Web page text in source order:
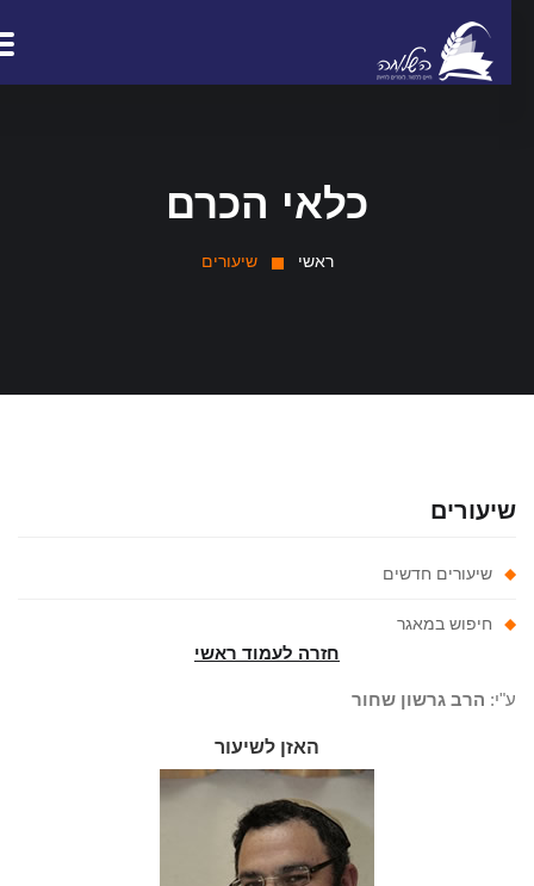
כלאי הכרם
ראשי שיעורים
שיעורים חדשים
חיפוש במאגר
חזרה לעמוד ראשי
הרב גרשון שחור
האזן לשיעור